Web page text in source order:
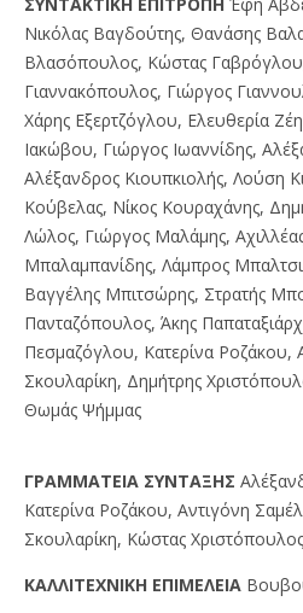
Νικόλας Βαγδούτης, Θανάσης
Βλασόπουλος, Κώστας
Γιαννακόπουλος, Γιώργος
Χάρης Εξερτζόγλου, Ελευθερία
Ιακώβου, Γιώργος Ιωαννίδης,
Αλέξανδρος Κιουπκιολής, Λούση
Κούβελας, Νίκος Κουραχάνης,
Λώλος, Γιώργος Μαλάμης,
Μπαλαμπανίδης, Λάμπρος
Βαγγέλης Μπιτσώρης, Στρατής
Πανταζόπουλος, Άκης
Πεσμαζόγλου, Κατερίνα Ροζάκου,
Σκουλαρίκη, Δημήτρης
Θωμάς Ψήμμας
ΓPAMMATEIA ΣYNTAΞHΣ
Κατερίνα Ροζάκου, Αντιγόνη
Σκουλαρίκη, Κώστας Χριστόπουλος
KAΛΛITEXNIKH EΠIMEΛEIA